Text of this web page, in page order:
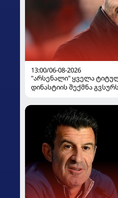
13:00/06-08-2026
"არსენალი" ყველა
დინასტიის შექმნა